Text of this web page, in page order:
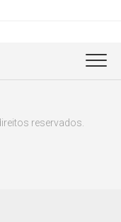
reservados.